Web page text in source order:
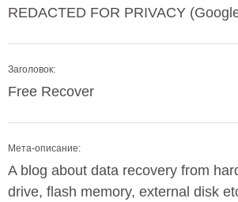
REDACTED FOR PRIVACY
Заголовок:
Free Recover
Мета-описание:
A blog about data recovery from
drive, flash memory, external disk